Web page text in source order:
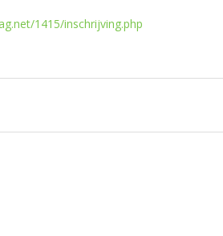
1415/inschrijving.php